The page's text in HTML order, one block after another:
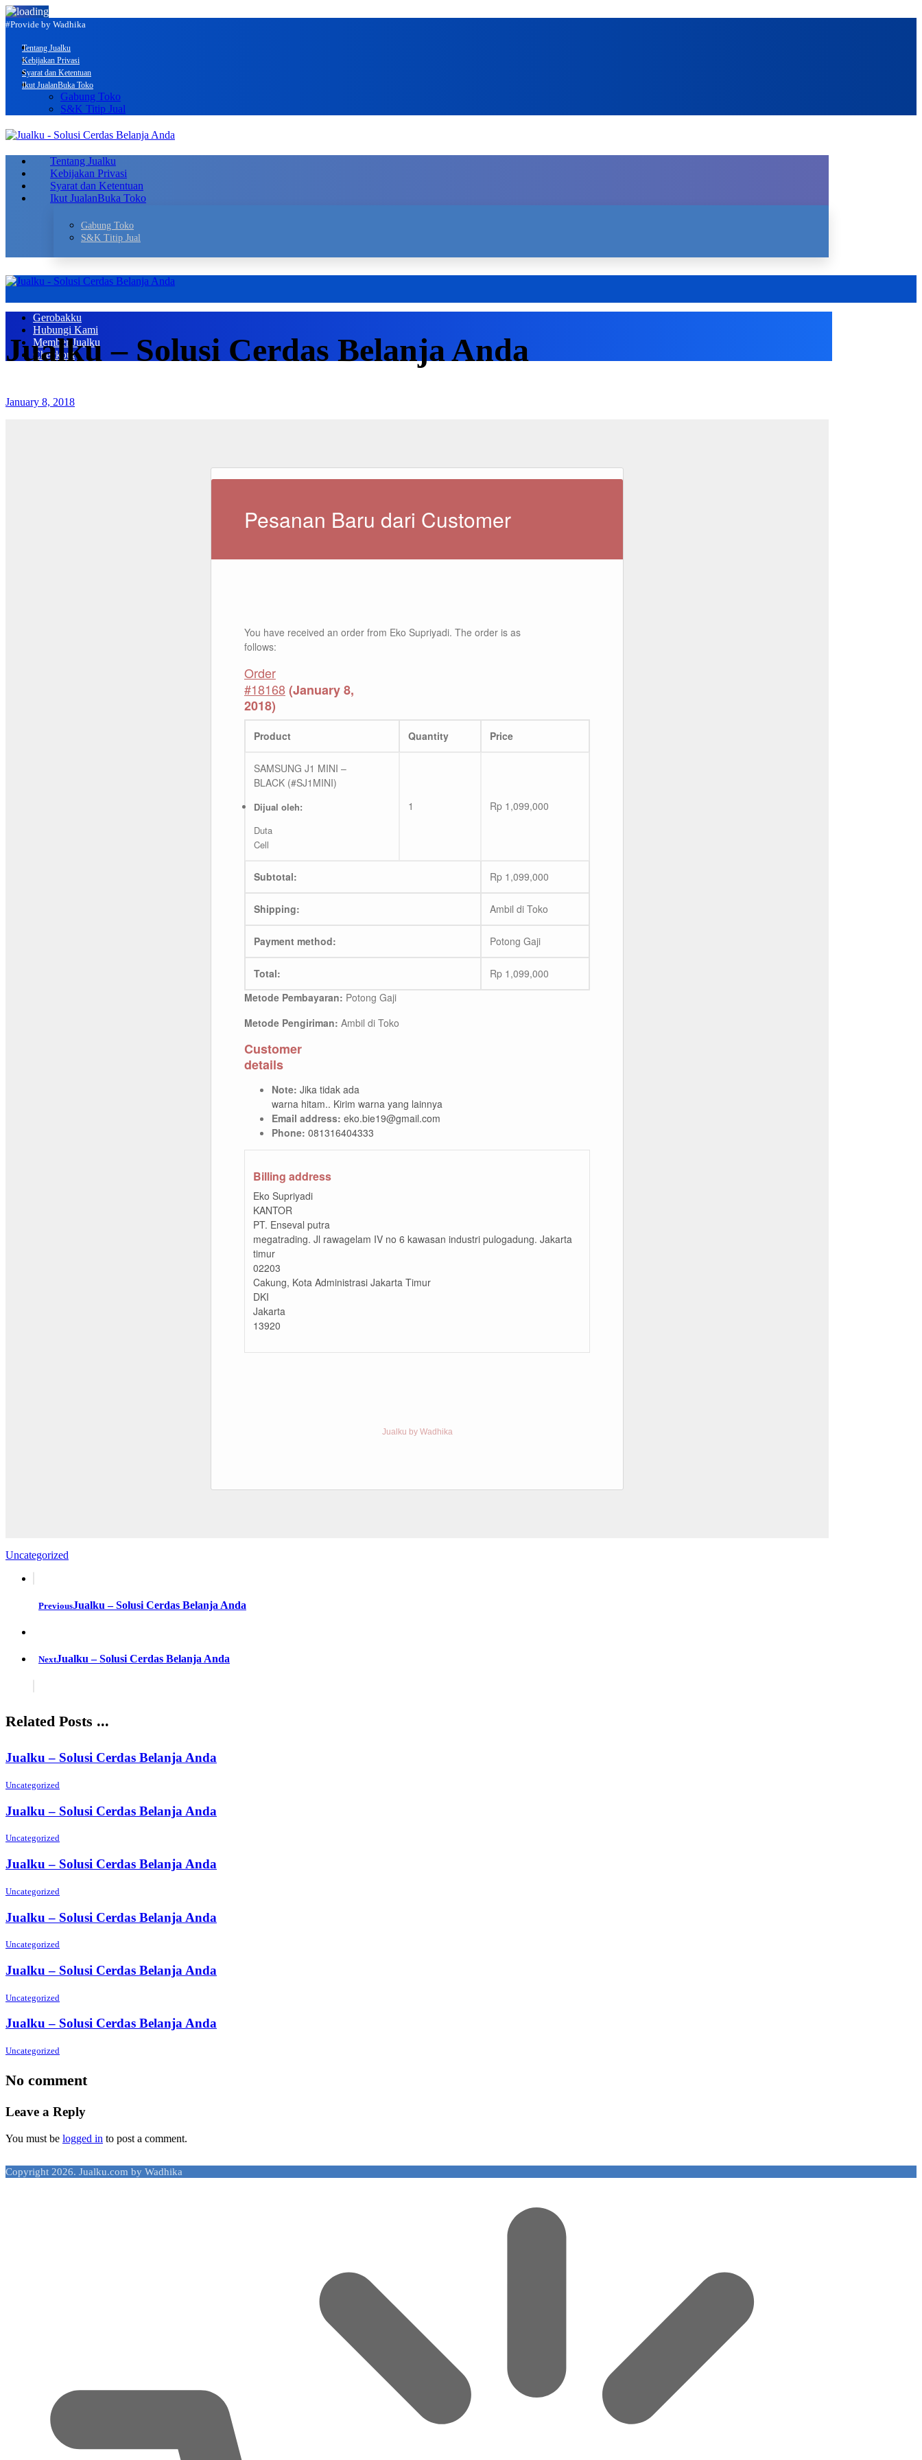
#Provide by Wadhika
Tentang Jualku
Kebijakan Privasi
Syarat dan Ketentuan
Ikut JualanBuka Toko
Gabung Toko
S&K Titip Jual
Tentang Jualku
Kebijakan Privasi
Syarat dan Ketentuan
Ikut JualanBuka Toko
Gabung Toko
S&K Titip Jual
Gerobakku
Hubungi Kami
Member Jualku
Checkout
Jualku – Solusi Cerdas Belanja Anda
January 8, 2018
Pesanan Baru dari Customer
You have received an order from Eko Supriyadi. The order is as
follows:
Order
#18168(January 8,
2018)
Product Quantity Price
SAMSUNG J1 MINI –
BLACK (#SJ1MINI)
Dijual oleh:
Duta
Cell
1 Rp 1,099,000
Subtotal: Rp 1,099,000
Shipping: Ambil di Toko
Payment method: Potong Gaji
Total: Rp 1,099,000
Metode Pembayaran: Potong Gaji
Metode Pengiriman: Ambil di Toko
Customer
details
Note: Jika tidak ada
warna hitam.. Kirim warna yang lainnya
Email address: eko.bie19@gmail.com
Phone: 081316404333
Billing address
Eko Supriyadi
KANTOR
PT. Enseval putra
megatrading. Jl rawagelam IV no 6 kawasan industri pulogadung. Jakarta
timur
02203
Cakung, Kota Administrasi Jakarta Timur
DKI
Jakarta
13920
Jualku by Wadhika
Uncategorized
PreviousJualku – Solusi Cerdas Belanja Anda
NextJualku – Solusi Cerdas Belanja Anda
Related Posts ...
Jualku – Solusi Cerdas Belanja Anda
Uncategorized
Jualku – Solusi Cerdas Belanja Anda
Uncategorized
Jualku – Solusi Cerdas Belanja Anda
Uncategorized
Jualku – Solusi Cerdas Belanja Anda
Uncategorized
Jualku – Solusi Cerdas Belanja Anda
Uncategorized
Jualku – Solusi Cerdas Belanja Anda
Uncategorized
No comment
Leave a Reply
You must be logged in to post a comment.
Copyright 2026. Jualku.com by Wadhika